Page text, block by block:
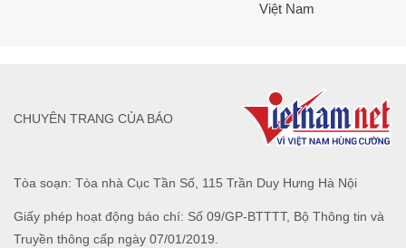
Việt Nam
Tòa soạn: Tòa nhà Cục Tần Số, 115 Trần Duy Hưng Hà Nội
Giấy phép hoạt động báo chí: Số 09/GP-BTTTT, Bộ Thông tin và
Truyền thông cấp ngày 07/01/2019.
CHUYÊN TRANG CỦA BÁO